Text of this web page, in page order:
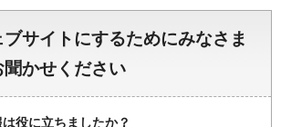
サイトにするためにみなさま
かせください
役に立ちましたか？